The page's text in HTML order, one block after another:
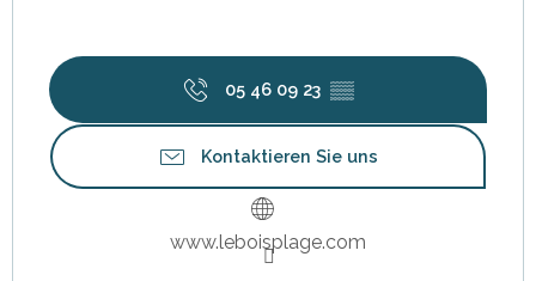
05 46 09 23 ▒▒
Kontaktieren Sie uns
www.leboisplage.com